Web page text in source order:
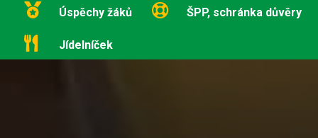
Úspěchy žáků ŠPP, schránka důvěry
Jídelníček